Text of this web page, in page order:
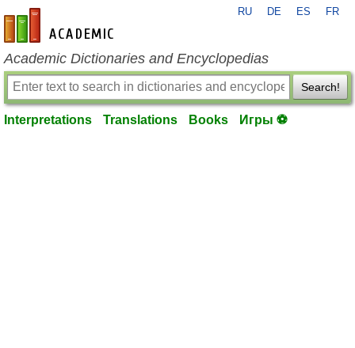
en-academic.com
RU DE ES FR
Academic Dictionaries and Encyclopedias
Search!
Interpretations Translations Books Игры ⚽